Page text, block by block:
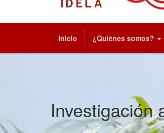
Inicio ¿Quiénes somos?
Investigación